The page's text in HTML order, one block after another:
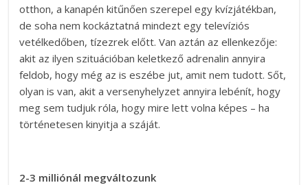
otthon, a kanapén kitűnően szerepel egy kvízjátékban,
de soha nem kockáztatná mindezt egy televíziós
vetélkedőben, tízezrek előtt. Van aztán az ellenkezője:
akit az ilyen szituációban keletkező adrenalin annyira
feldob, hogy még az is eszébe jut, amit nem tudott. Sőt,
olyan is van, akit a versenyhelyzet annyira lebénít, hogy
meg sem tudjuk róla, hogy mire lett volna képes – ha
történetesen kinyitja a száját.
2-3 milliónál megváltozunk